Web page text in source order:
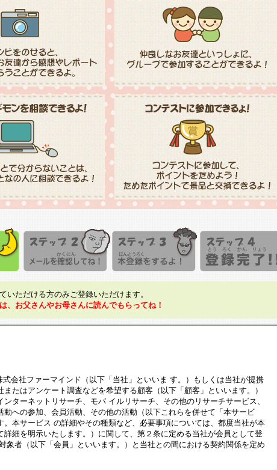
いただける方のみご登録いただけます。
、お父さんやお母さんに読んでもらってね！
式会社ファーマインド（以下「当社」といいま す。）もしくは当社が提携
またはアンケート調査などを希望する顧客（以下「顧客」といいます。）
ンターネットリサーチ、モバ イルリサーチ、その他のリサーチサービス、
動への参加、会員活動、その他の活動（以下これらを併せて「本サービ
。本サービス の詳細やその種類など、必要事項については、都度当社が本
詳細を明示いたします。）に関して、第２条に定める当社が会員として登
象者（以下「会員」といいます。）と当社との間における契約関係を定め